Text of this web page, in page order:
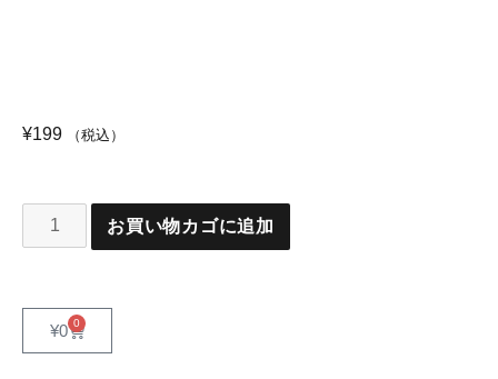
¥199 （税込）
お買い物カゴに追加
¥0 0